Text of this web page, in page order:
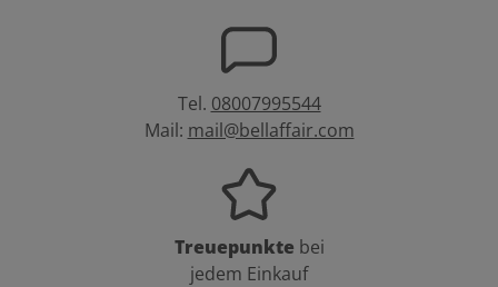
Tel. 08007995544
Mail: mail@bellaffair.com
Treuepunkte bei
jedem Einkauf